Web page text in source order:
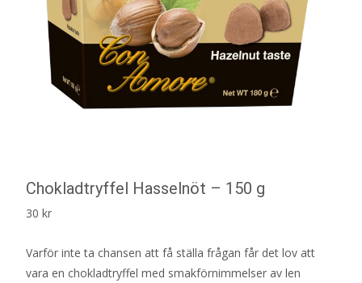
Chokladtryffel Hasselnöt – 150 g
30 kr
Varför inte ta chansen att få ställa frågan får det lov att
vara en chokladtryffel med smakförnimmelser av len